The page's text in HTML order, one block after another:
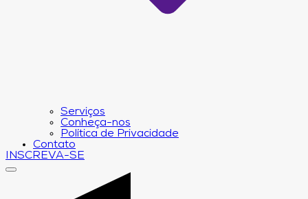
Serviços
Conheça-nos
Política de Privacidade
Contato
INSCREVA-SE